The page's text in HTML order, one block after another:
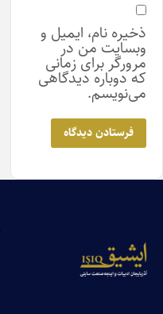
ذخیره نام، ایمیل و
وبسایت من در
مرورگر برای زمانی
که دوباره دیدگاهی
می‌نویسم.